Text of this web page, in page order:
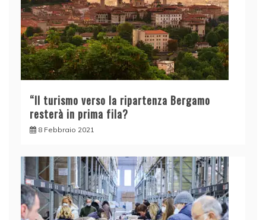
“Il turismo verso la ripartenza Bergamo
resterà in prima fila?
8 Febbraio 2021